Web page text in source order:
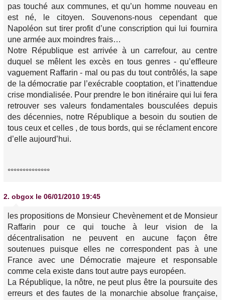
pas touché aux communes, et qu’un homme nouveau en
est né, le citoyen. Souvenons-nous cependant que
Napoléon sut tirer profit d’une conscription qui lui fournira
une armée aux moindres frais…
Notre République est arrivée à un carrefour, au centre
duquel se mêlent les excès en tous genres - qu’effleure
vaguement Raffarin - mal ou pas du tout contrôlés, la sape
de la démocratie par l’exécrable cooptation, et l’inattendue
crise mondialisée. Pour prendre le bon itinéraire qui lui fera
retrouver ses valeurs fondamentales bousculées depuis
des décennies, notre République a besoin du soutien de
tous ceux et celles , de tous bords, qui se réclament encore
d’elle aujourd’hui.
°°°°°°°°°°°°°°
2. obgox le 06/01/2010 19:45
les propositions de Monsieur Chevènement et de Monsieur
Raffarin pour ce qui touche à leur vision de la
décentralisation ne peuvent en aucune façon être
soutenues puisque elles ne correspondent pas à une
France avec une Démocratie majeure et responsable
comme cela existe dans tout autre pays européen.
La République, la nôtre, ne peut plus être la poursuite des
erreurs et des fautes de la monarchie absolue française,